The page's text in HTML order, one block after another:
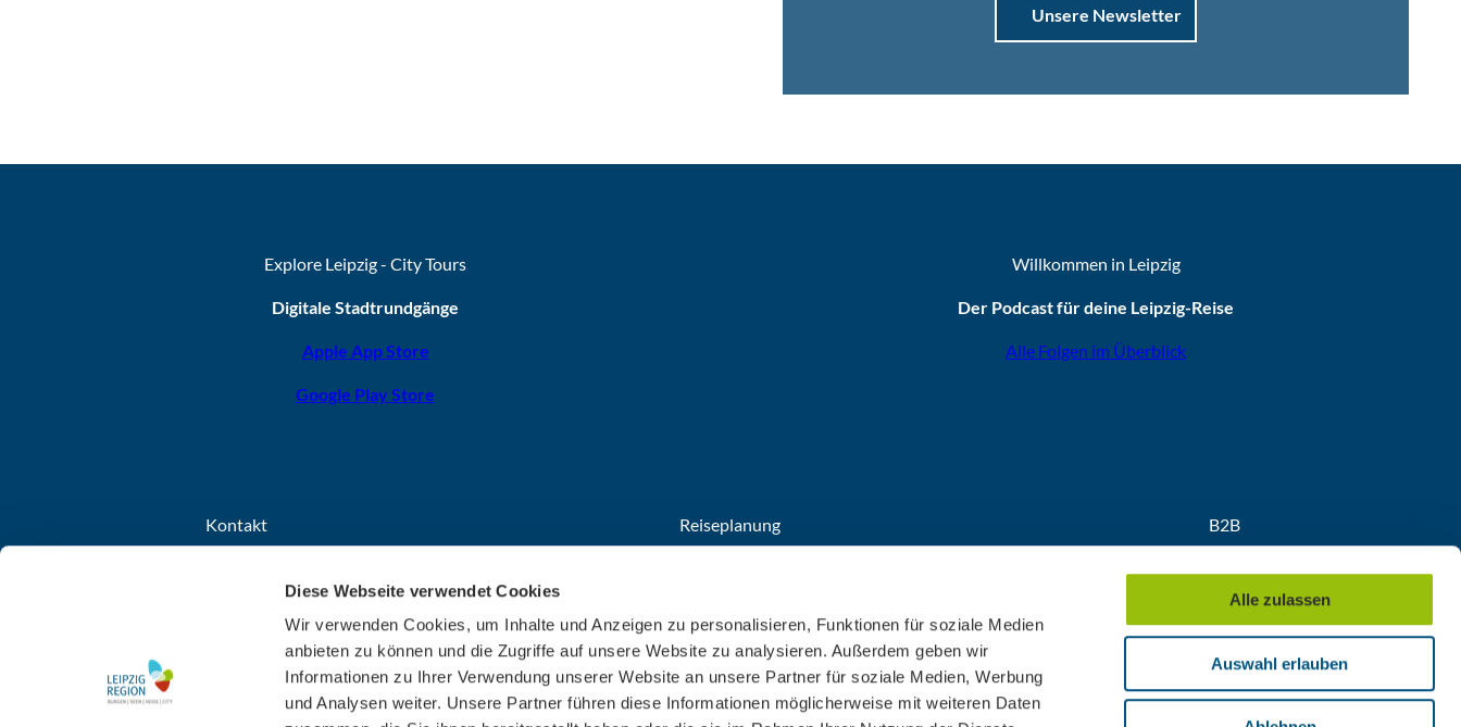
Diese Webseite verwendet Cookies
Wir verwenden Cookies, um Inhalte und Anzeigen zu personalisieren, Funktionen für soziale Medien
anbieten zu können und die Zugriffe auf unsere Website zu analysieren. Außerdem geben wir
Informationen zu Ihrer Verwendung unserer Website an unsere Partner für soziale Medien, Werbung
und Analysen weiter. Unsere Partner führen diese Informationen möglicherweise mit weiteren Daten
Alle zulassen
Auswahl erlauben
Unsere Newsletter
Explore Leipzig - City Tours
Digitale Stadtrundgänge
Apple App Store
Google Play Store
Willkommen in Leipzig
Der Podcast für deine Leipzig-Reise
Alle Folgen im Überblick
Kontakt
Grimmaischer Steinweg 8
04103 Leipzig
+49 341 7104-260
E-Mail schreiben
Reiseplanung
Welcome Cards​​​​​​​
B2B
Medien
Convention